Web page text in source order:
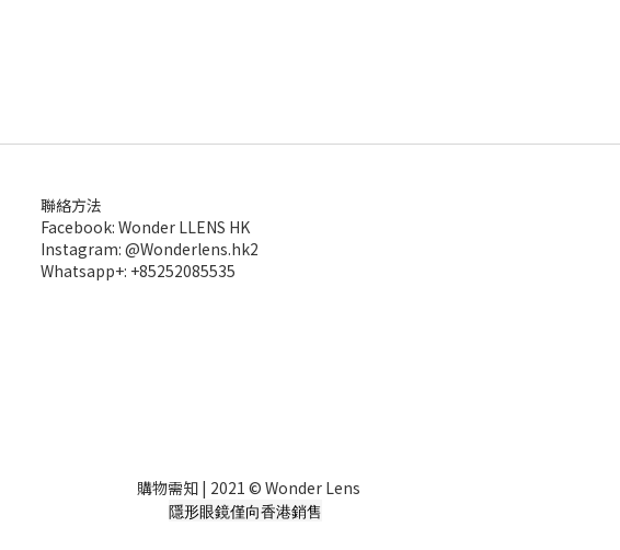
聯絡方法
Facebook: Wonder LLENS HK
Instagram: @Wonderlens.hk2
Whatsapp+: +85252085535
購物需知 | 2021 © Wonder Lens
隱形眼鏡僅向香港銷售